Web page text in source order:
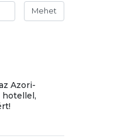
Mehet
Azori-